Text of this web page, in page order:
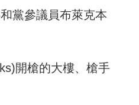
黨參議員布萊克本
開槍的大樓、槍手